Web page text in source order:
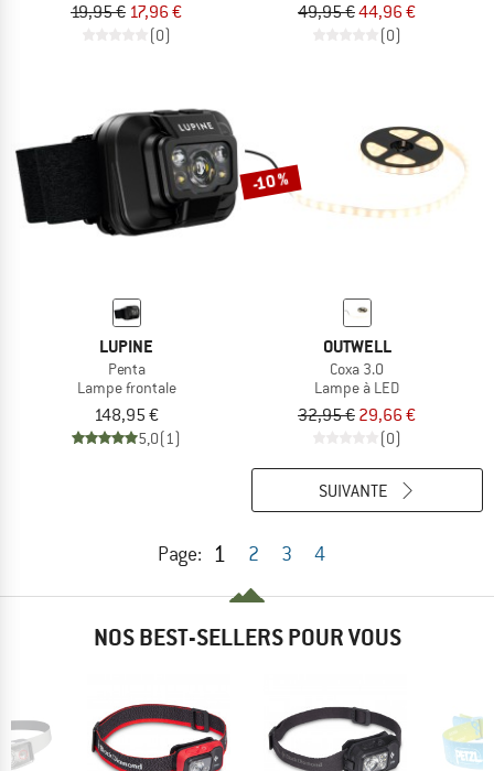
19,95 € 17,96 €
(0)
49,95 €44,96 €
(0)
LUPINE
Penta
Lampe frontale
148,95 €
5,0(1)
-10 %
OUTWELL
Coxa 3.0
Lampe à LED
32,95 € 29,66 €
(0)
Page: 1 2 3 4
SUIVANTE
NOS BEST-SELLERS POUR VOUS